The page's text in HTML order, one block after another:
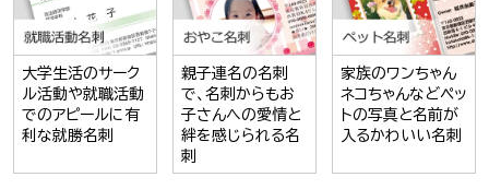
大学生活のサーク
ル活動や就職活動
でのアピールに有
利な就勝名刺
親子連名の名刺
で、名刺からもお
子さんへの愛情と
絆を感じられる名
刺
家族のワンちゃん
ネコちゃんなどペッ
トの写真と名前が
入るかわいい名刺